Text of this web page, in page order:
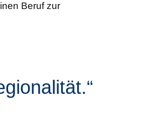
Beruf zur